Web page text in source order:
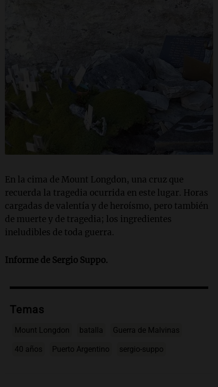
En la cima de Mount Longdon, una cruz que
recuerda la tragedia ocurrida en este lugar. Horas
cargadas de valentía y de heroísmo, pero también
de muerte y de tragedia; los ingredientes
ineludibles de toda guerra.
Informe de Sergio Suppo.
Temas
Mount Longdon batalla Guerra de Malvinas
40 años Puerto Argentino sergio-suppo